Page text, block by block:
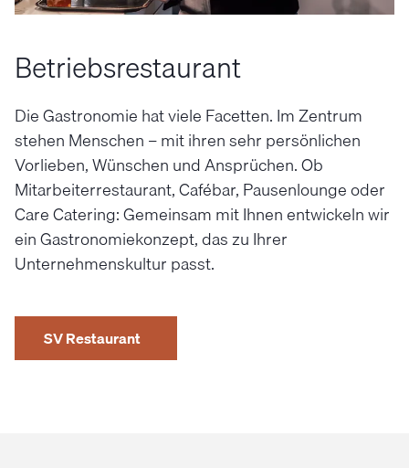
Betriebsrestaurant
Die Gastronomie hat viele Facetten. Im Zentrum
stehen Menschen – mit ihren sehr persönlichen
Vorlieben, Wünschen und Ansprüchen. Ob
Mitarbeiterrestaurant, Cafébar, Pausenlounge oder
Care Catering: Gemeinsam mit Ihnen entwickeln wir
ein Gastronomie­konzept, das zu Ihrer
Unternehmens­kultur passt.
SV Restaurant